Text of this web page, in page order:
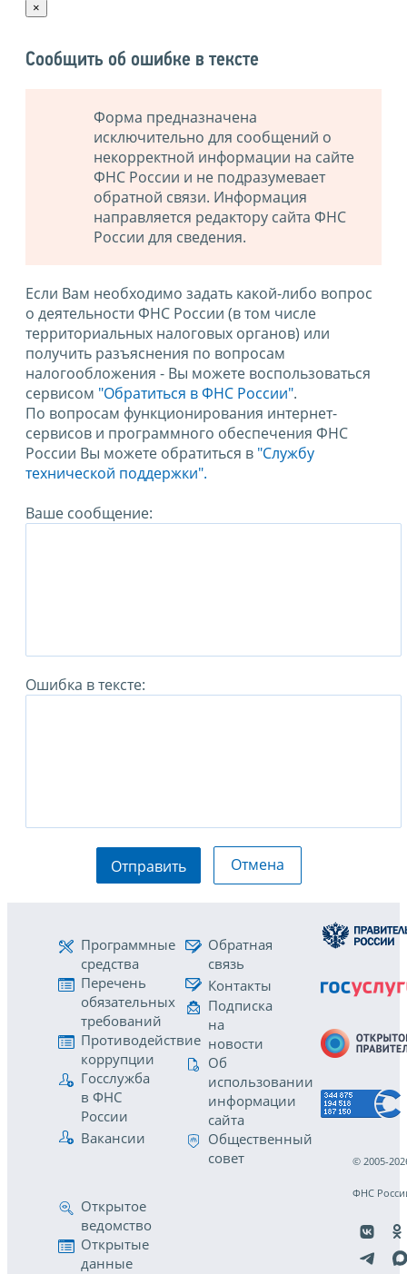
×
Сообщить об ошибке в тексте
Форма предназначена
исключительно для сообщений о
некорректной информации на сайте
ФНС России и не подразумевает
обратной связи. Информация
направляется редактору сайта ФНС
России для сведения.
Если Вам необходимо задать какой-либо вопрос
о деятельности ФНС России (в том числе
территориальных налоговых органов) или
получить разъяснения по вопросам
налогообложения - Вы можете воспользоваться
сервисом "Обратиться в ФНС России".
По вопросам функционирования интернет-
сервисов и программного обеспечения ФНС
России Вы можете обратиться в "Службу
технической поддержки".
Ваше сообщение:
Ошибка в тексте:
Отправить Отмена
Программные
средства
Перечень
обязательных
требований
Противодействие
коррупции
Госслужба
в ФНС
России
Вакансии
Обратная
связь
Контакты
Подписка
на
новости
Об
использовании
информации
сайта
Общественный
совет
Открытое
ведомство
Открытые
данные
© 2005-
ФНС